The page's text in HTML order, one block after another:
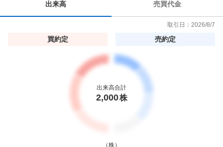
出来高 売買代金
取引日： 2026/8/7
買約定 売約定
出来高合計
2,000株
（株）